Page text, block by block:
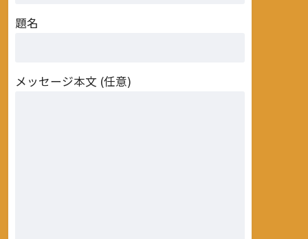
題名
メッセージ本文 (任意)